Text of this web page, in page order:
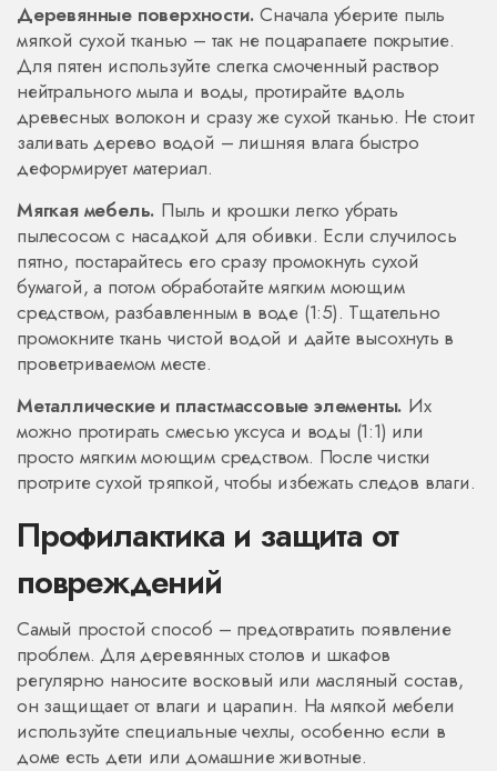
Деревянные поверхности. Сначала уберите пыль
мягкой сухой тканью – так не поцарапаете покрытие.
Для пятен используйте слегка смоченный раствор
нейтрального мыла и воды, протирайте вдоль
древесных волокон и сразу же сухой тканью. Не стоит
заливать дерево водой – лишняя влага быстро
деформирует материал.
Мягкая мебель. Пыль и крошки легко убрать
пылесосом с насадкой для обивки. Если случилось
пятно, постарайтесь его сразу промокнуть сухой
бумагой, а потом обработайте мягким моющим
средством, разбавленным в воде (1:5). Тщательно
промокните ткань чистой водой и дайте высохнуть в
проветриваемом месте.
Металлические и пластмассовые элементы. Их
можно протирать смесью уксуса и воды (1:1) или
просто мягким моющим средством. После чистки
протрите сухой тряпкой, чтобы избежать следов влаги.
Профилактика и защита от
повреждений
Самый простой способ – предотвратить появление
проблем. Для деревянных столов и шкафов
регулярно наносите восковый или масляный состав,
он защищает от влаги и царапин. На мягкой мебели
используйте специальные чехлы, особенно если в
доме есть дети или домашние животные.